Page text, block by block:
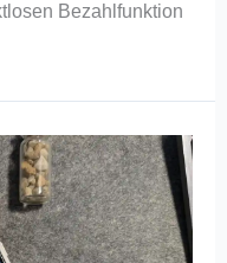
Bezahlfunktion